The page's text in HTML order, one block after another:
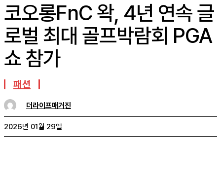
코오롱FnC 왁, 4년 연속 글
로벌 최대 골프박람회 PGA
쇼 참가
패션
더라이프매거진
2026년 01월 29일